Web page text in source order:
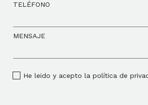
TELÉFONO
MENSAJE
He leido y acepto la política de